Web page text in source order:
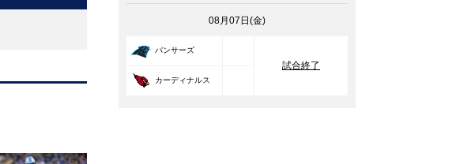
08月07日(金)
パンサーズ
試合終了
カーディナルス